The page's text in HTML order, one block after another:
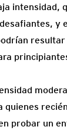
intensidad,
y
quienes
probar un